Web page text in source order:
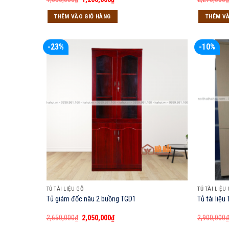
gốc
là:
1,650,000₫.
hiện
tại
THÊM VÀO GIỎ HÀNG THÊM
-23%
TỦ TÀI LIỆU GỖ
Tủ giám đốc nâu 2 buồng TGD1
2,650,000₫ Giá
gốc
2,050,000₫Giá
hiện
-10%
TỦ TÀI LIỆU
Tủ tài liệu
2,900,000₫